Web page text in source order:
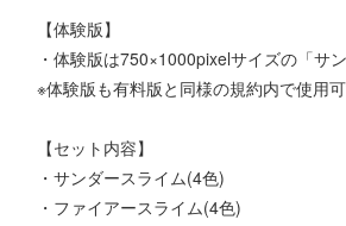
【体験版】
・体験版は750×1000pixelサイズの「サ
※体験版も有料版と同様の規約内で使用可
【セット内容】
・サンダースライム(4色)
・ファイアースライム(4色)